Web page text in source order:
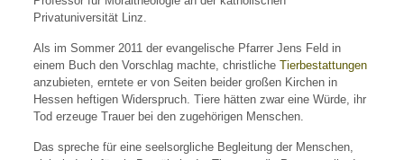
Privatuniversität Linz.
Als im Sommer 2011 der evangelische Pfarrer Jens Feld in
einem Buch den Vorschlag machte, christliche Tierbestattungen
anzubieten, erntete er von Seiten beider großen Kirchen in
Hessen heftigen Widerspruch. Tiere hätten zwar eine Würde, ihr
Tod erzeuge Trauer bei den zugehörigen Menschen.
Das spreche für eine seelsorgliche Begleitung der Menschen,